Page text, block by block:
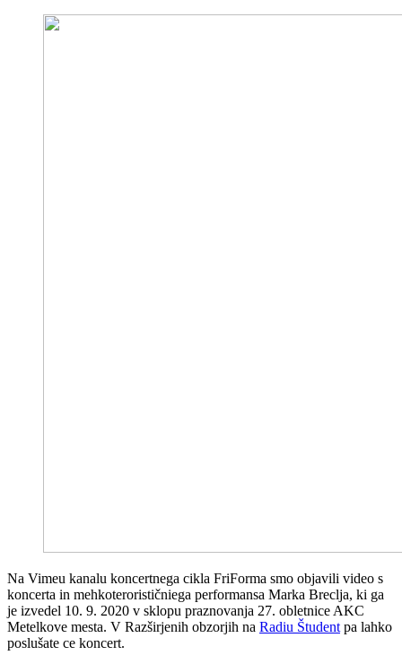
Na Vimeu kanalu koncertnega cikla FriForma smo objavili video s
koncerta in mehkoterorističniega performansa Marka Breclja, ki ga
je izvedel 10. 9. 2020 v sklopu praznovanja 27. obletnice AKC
Metelkove mesta. V Razširjenih obzorjih na Radiu Študent pa lahko
poslušate ce koncert.